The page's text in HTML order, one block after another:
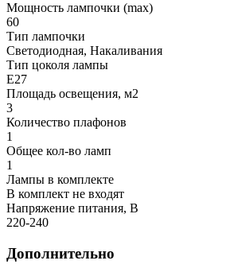
Мощность лампочки (max)
60
Тип лампочки
Светодиодная, Накаливания
Тип цоколя лампы
E27
Площадь освещения, м2
3
Количество плафонов
1
Общее кол-во ламп
1
Лампы в комплекте
В комплект не входят
Напряжение питания, В
220-240
Дополнительно